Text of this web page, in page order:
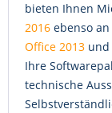
bieten Ihnen
2016 ebenso
Office 2013
Ihre
technische